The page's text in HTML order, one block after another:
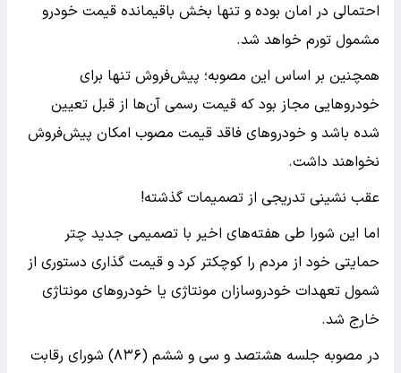
احتمالی در امان بوده و تنها بخش باقیمانده قیمت خودرو
مشمول تورم خواهد شد.
همچنین بر اساس این مصوبه؛‌ پیش‌فروش تنها برای
خودروهایی مجاز بود که قیمت رسمی آن‌ها از قبل تعیین
شده باشد و خودروهای فاقد قیمت مصوب امکان پیش‌فروش
نخواهند داشت.
عقب نشینی تدریجی از تصمیمات گذشته!
اما این شورا طی هفته‌های اخیر با تصمیمی جدید چتر
حمایتی خود از مردم را کوچکتر کرد و قیمت گذاری دستوری از
شمول تعهدات خودروسازان مونتاژی یا خودروهای مونتاژی
خارج شد.
در مصوبه جلسه هشتصد و سی و ششم (۸۳۶) شورای رقابت